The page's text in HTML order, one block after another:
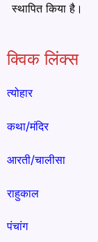
स्थापित किया है।
क्विक लिंक्स
त्योहार
कथा/मंदिर
आरती/चालीसा
राहुकाल
पंचांग